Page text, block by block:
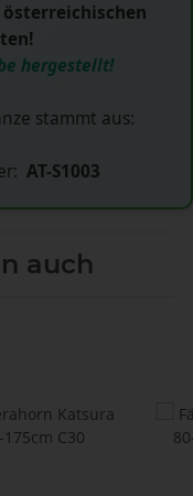
hergestellt!
stammt aus:
AT-S1003
auch